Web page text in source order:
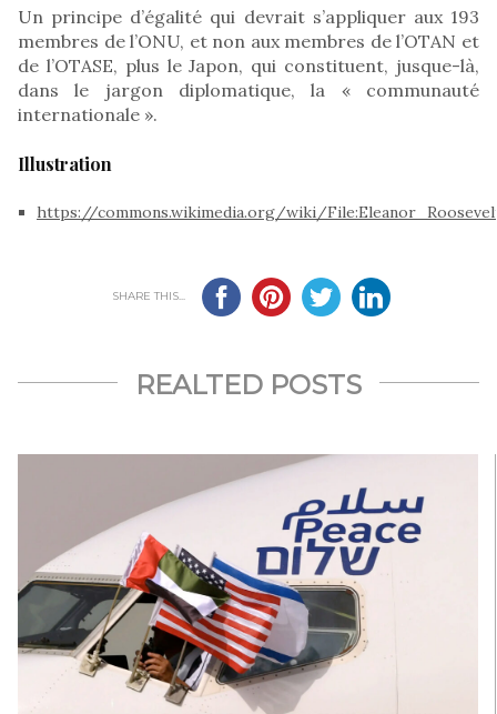
Un principe d’égalité qui devrait s’appliquer aux 193
membres de l’ONU, et non aux membres de l’OTAN et
de l’OTASE, plus le Japon, qui constituent, jusque-là,
dans le jargon diplomatique, la « communauté
internationale ».
Illustration
https://commons.wikimedia.org/wiki/
SHARE THIS...
REALTED POSTS